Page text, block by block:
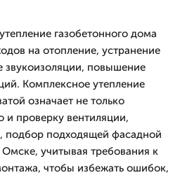
газобетонного дома
на отопление, устранение
звукоизоляции, повышение
Комплексное утепление
означает не только
и проверку вентиляции,
подбор подходящей фасадной
учитывая требования к
чтобы избежать ошибок,